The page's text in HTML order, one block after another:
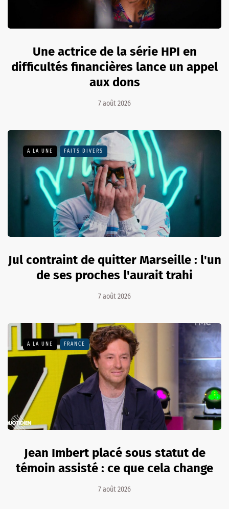
Une actrice de la série HPI en
difficultés financières lance un appel
aux dons
7 août 2026
A LA UNE FAITS DIVERS
Jul contraint de quitter Marseille : l'un
de ses proches l'aurait trahi
7 août 2026
A LA UNE FRANCE
Jean Imbert placé sous statut de
témoin assisté : ce que cela change
7 août 2026